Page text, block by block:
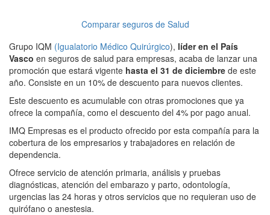
Comparar seguros de Salud
Grupo IQM (Igualatorio Médico Quirúrgico), líder en el País
Vasco en seguros de salud para empresas, acaba de lanzar una
promoción que estará vigente hasta el 31 de diciembre de este
año. Consiste en un 10% de descuento para nuevos clientes.
Este descuento es acumulable con otras promociones que ya
ofrece la compañía, como el descuento del 4% por pago anual.
IMQ Empresas es el producto ofrecido por esta compañía para la
cobertura de los empresarios y trabajadores en relación de
dependencia.
Ofrece servicio de atención primaria, análisis y pruebas
diagnósticas, atención del embarazo y parto, odontología,
urgencias las 24 horas y otros servicios que no requieran uso de
quirófano o anestesia.